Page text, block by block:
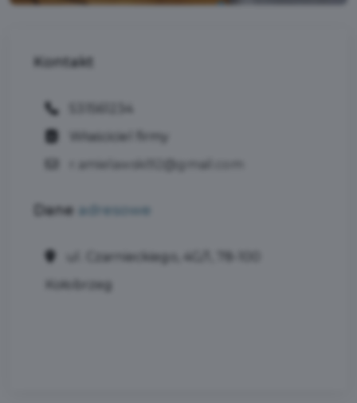
Kontakt
Właściciel firmy
Dane adresowe
ul. Czarnieckiego, 4G/1, 78-100
Kołobrzeg